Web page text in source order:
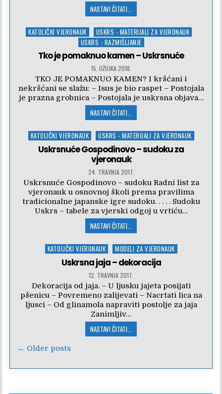
NASTAVI ČITATI...
Posted
KATOLIČKI VJERONAUK
USKRS - MATERIJALI ZA VJERONAUK
USKRS - RAZMIŠLJANJE
Tko je pomaknuo kamen – Uskrsnuće
15. OŽUJKA 2018.
TKO JE POMAKNUO KAMEN? I kršćani i
nekršćani se slažu: – Isus je bio raspet – Postojala
je prazna grobnica – Postojala je uskrsna objava…
NASTAVI ČITATI...
Posted
KATOLIČKI VJERONAUK USKRS - MATERIJALI ZA VJERONAUK
Uskrsnuće Gospodinovo – sudoku za
vjeronauk
24. TRAVNJA 2017.
Uskrsnuće Gospodinovo – sudoku Radni list za
vjeronauk u osnovnoj školi prema pravilima
tradicionalne japanske igre sudoku. . . . . Sudoku
Uskrs – tabele za vjerski odgoj u vrtiću…
NASTAVI ČITATI...
Posted
KATOLIČKI VJERONAUK MODELI ZA VJERONAUK
Uskrsna jaja – dekoracija
12. TRAVNJA 2017.
Dekoracija od jaja. – U ljusku jajeta posijati
pšenicu – Povremeno zalijevati – Nacrtati lica na
ljusci – Od glinamola napraviti postolje za jaja
Zanimljiv…
NASTAVI ČITATI...
Navigacija
objava
← Older posts